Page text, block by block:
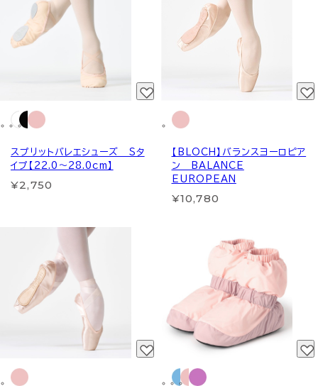
スプリットバレエシューズ Sタ
イプ【22.0～28.0cm】
¥2,750
【BLOCH】バランスヨーロピア
ン BALANCE
EUROPEAN
¥10,780